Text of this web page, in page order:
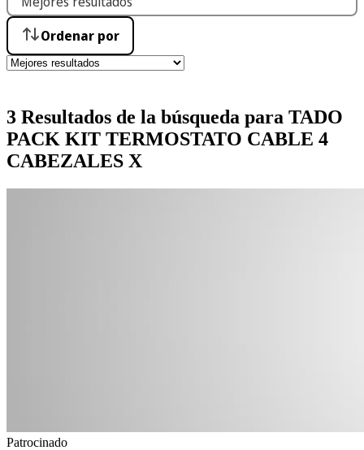
3 Resultados de la búsqueda para TADO
PACK KIT TERMOSTATO CABLE 4
CABEZALES X
Ordenar por
Patrocinado